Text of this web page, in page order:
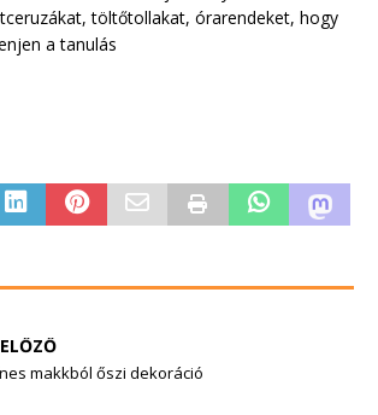
töltőtollakat, órarendeket, hogy
a tanulás
ELŐZŐ
makkból őszi dekoráció